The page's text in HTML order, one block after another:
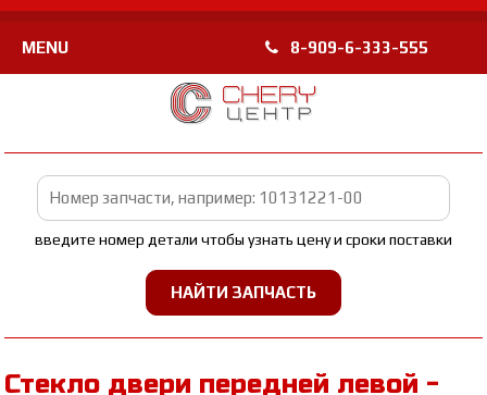
MENU 8-909-6-333-555
введите номер детали чтобы узнать цену и сроки поставки
Стекло двери передней левой -